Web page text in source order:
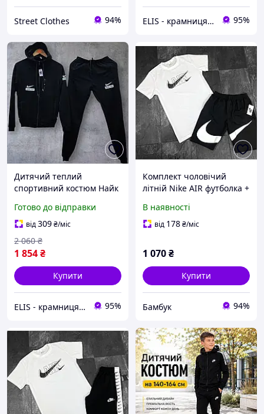
Street Clothes 94% ELIS - крамниця спортивного одягу 95%
Дитячий теплий
спортивний костюм Найк
Готово до відправки
від309₴/міс
1 854₴
2 060 ₴
Купити
ELIS - крамниця спортивного одягу 95%
Комплект чоловічий
літній Nike AIR футболка +
спортивний
повсякденний на літо
В наявності
від 178₴/міс
1 070₴
Купити
Бамбук 94%